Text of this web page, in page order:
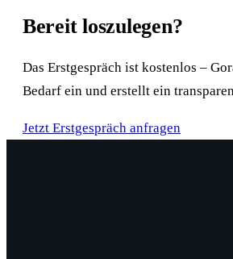
Bereit loszulegen?
Das Erstgespräch ist kostenlos –
Bedarf ein und erstellt ein
Jetzt Erstgespräch anfragen